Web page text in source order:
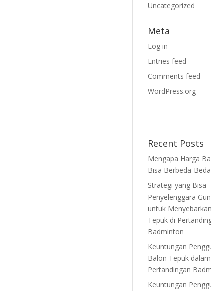
Uncategorized
Meta
Log in
Entries feed
Comments feed
WordPress.org
Recent Posts
Mengapa Harga
Bisa Berbeda-
Strategi yang Bisa
Penyelenggara
untuk
Tepuk di
Badminton
Keuntungan
Balon Tepuk
Pertandingan
Keuntungan